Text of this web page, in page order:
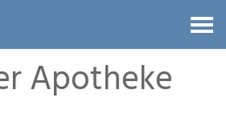
Apotheke